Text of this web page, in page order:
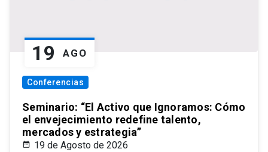
19 AGO
Conferencias
Seminario: “El Activo que Ignoramos: Cómo
el envejecimiento redefine talento,
mercados y estrategia”
19 de Agosto de 2026